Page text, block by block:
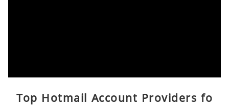
Top Hotmail Account Providers fo